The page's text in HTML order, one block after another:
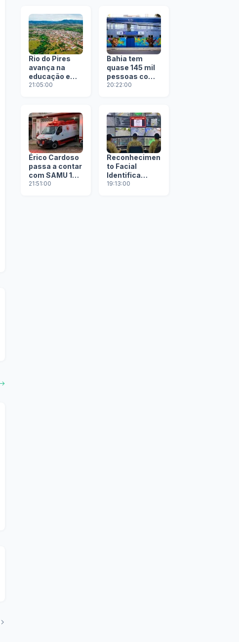
Rio do Pires
avança na
educação e
conquista
assistência
social
21:05:00
Bahia tem
quase 145 mil
pessoas com
autismo e
estados com
maior número
de
diagnósticos
no Brasil
20:22:00
Érico Cardoso
passa a contar
com SAMU 192
e reforça
21:51:00
Reconhecimen
to Facial
Identifica
Foragido da
19:13:00